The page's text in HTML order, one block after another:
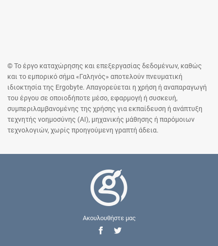
© Το έργο καταχώρησης και επεξεργασίας δεδομένων, καθώς
και το εμπορικό σήμα «Γαληνός» αποτελούν πνευματική
ιδιοκτησία της Ergobyte. Απαγορεύεται η χρήση ή αναπαραγωγή
του έργου σε οποιοδήποτε μέσο, εφαρμογή ή συσκευή,
συμπεριλαμβανομένης της χρήσης για εκπαίδευση ή ανάπτυξη
τεχνητής νοημοσύνης (AI), μηχανικής μάθησης ή παρόμοιων
τεχνολογιών, χωρίς προηγούμενη γραπτή άδεια.
Ακουλουθήστε μας